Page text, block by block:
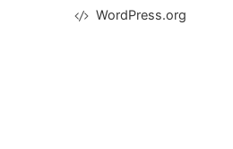
WordPress.org